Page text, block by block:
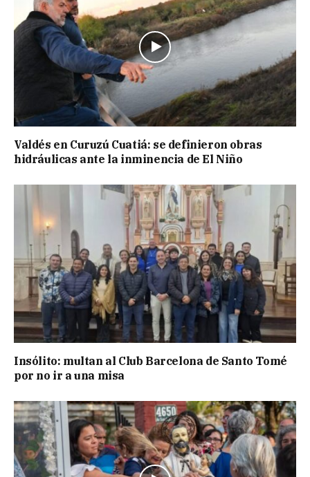
Valdés en Curuzú Cuatiá: se definieron obras
hidráulicas ante la inminencia de El Niño
Insólito: multan al Club Barcelona de Santo Tomé
por no ir a una misa